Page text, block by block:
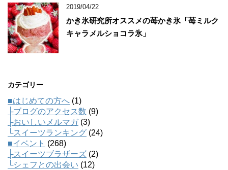
2019/04/22
かき氷研究所オススメの苺かき氷「苺ミルク
キャラメルショコラ氷」
カテゴリー
■はじめての方へ (1)
├ブログのアクセス数 (9)
├おいしいメルマガ(3)
└スイーツランキング (24)
■イベント (268)
├スイーツブラザーズ (2)
└シェフとの出会い (12)